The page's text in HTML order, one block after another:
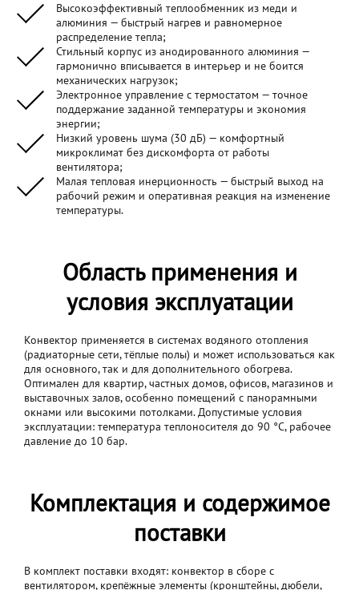
Высокоэффективный теплообменник из меди и
алюминия — быстрый нагрев и равномерное
распределение тепла;
Стильный корпус из анодированного алюминия —
гармонично вписывается в интерьер и не боится
механических нагрузок;
Электронное управление с термостатом — точное
поддержание заданной температуры и экономия
энергии;
Низкий уровень шума (30 дБ) — комфортный
микроклимат без дискомфорта от работы
вентилятора;
Малая тепловая инерционность — быстрый выход на
рабочий режим и оперативная реакция на изменение
температуры.
Область применения и
условия эксплуатации
Конвектор применяется в системах водяного отопления
(радиаторные сети, тёплые полы) и может использоваться как
для основного, так и для дополнительного обогрева.
Оптимален для квартир, частных домов, офисов, магазинов и
выставочных залов, особенно помещений с панорамными
окнами или высокими потолками. Допустимые условия
эксплуатации: температура теплоносителя до 90 °C, рабочее
давление до 10 бар.
Комплектация и содержимое
поставки
В комплект поставки входят: конвектор в сборе с
вентилятором, крепёжные элементы (кронштейны, дюбели,